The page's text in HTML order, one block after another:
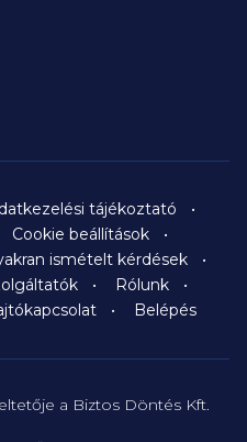
tájékoztató
Cookie beállítások
ismételt kérdések
Rólunk
Belépés
a Biztos Döntés Kft.